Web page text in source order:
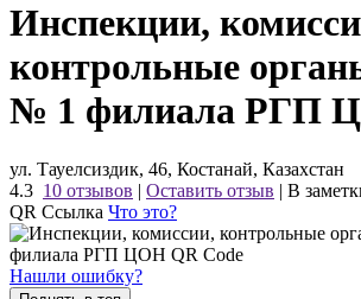
Инспекции,
контрольные
№ 1 филиала РГП
ул. Тауелсиздик, 46, Костанай, Казахстан
4.3 10 отзывов | Оставить отзыв | В
QR Ссылка Что это?
Нашли ошибку?